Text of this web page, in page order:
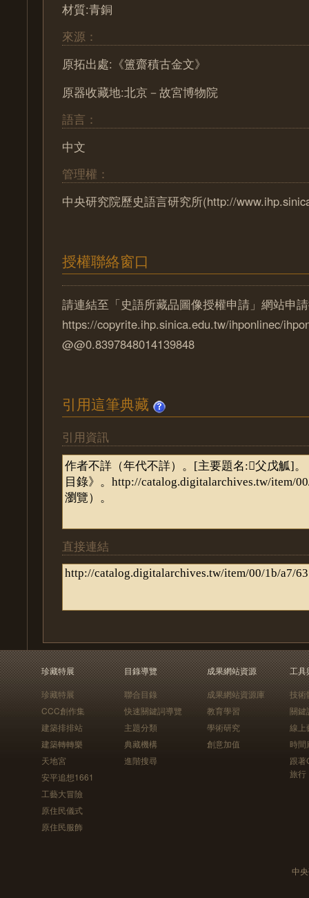
材質:青銅
來源：
原拓出處:《簠齋積古金文》
原器收藏地:北京－故宮博物院
語言：
中文
管理權：
中央研究院歷史語言研究所(http://
授權聯絡窗口
請連結至「史語所藏品圖像授權申請」網站申
https://copyrite.ihp.sinica.edu.tw/ihponlinec/
@@0.8397848014139848
引用這筆典藏
引用資訊
直接連結
珍藏特展
珍藏特展
CCC創作集
建築排排站
建築轉轉樂
天地宮
安平追想1661
工藝大冒險
原住民儀式
原住民服飾
目錄導覽
聯合目錄
快速關鍵詞導覽
主題分類
典藏機構
進階搜尋
成果網站資源
成果網站資源庫
教育學習
學術研究
創意加值
工具
技術
關鍵
線上
時間
跟
旅行
中